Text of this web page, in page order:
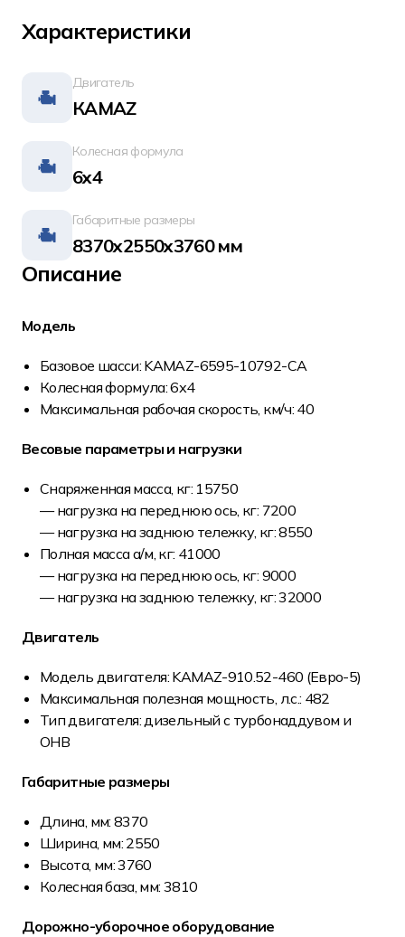
Характеристики
Двигатель
КАМАZ
Колесная формула
6x4
Габаритные размеры
8370x2550x3760 мм
Описание
Модель
Базовое шасси: KAMAZ-6595-10792-СА
Колесная формула: 6х4
Максимальная рабочая скорость, км/ч: 40
Весовые параметры и нагрузки
Снаряженная масса, кг: 15750
— нагрузка на переднюю ось, кг: 7200
— нагрузка на заднюю тележку, кг: 8550
Полная масса а/м, кг: 41000
— нагрузка на переднюю ось, кг: 9000
— нагрузка на заднюю тележку, кг: 32000
Двигатель
Модель двигателя: KAMAZ-910.52-460 (Евро-5)
Максимальная полезная мощность, л.с.: 482
Тип двигателя: дизельный с турбонаддувом и
ОНВ
Габаритные размеры
Длина, мм: 8370
Ширина, мм: 2550
Высота, мм: 3760
Колесная база, мм: 3810
Дорожно-уборочное оборудование